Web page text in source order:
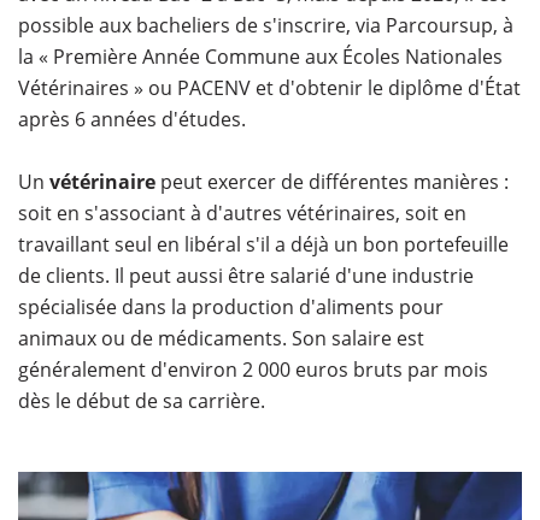
possible aux bacheliers de s'inscrire, via Parcoursup, à
la « Première Année Commune aux Écoles Nationales
Vétérinaires » ou PACENV et d'obtenir le diplôme d'État
après 6 années d'études.
Un vétérinaire peut exercer de différentes manières :
soit en s'associant à d'autres vétérinaires, soit en
travaillant seul en libéral s'il a déjà un bon portefeuille
de clients. Il peut aussi être salarié d'une industrie
spécialisée dans la production d'aliments pour
animaux ou de médicaments. Son salaire est
généralement d'environ 2 000 euros bruts par mois
dès le début de sa carrière.